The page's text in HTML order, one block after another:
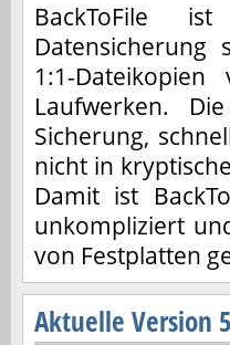
BackToFile
1:1-
Laufwerken.
Sicherung,
nicht in
Damit ist
unkompliziert
von Festplatten
Aktuelle Version